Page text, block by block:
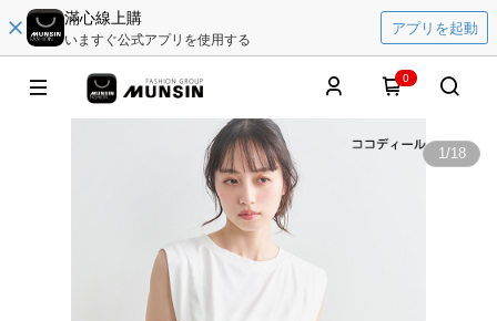
滿心線上購
いますぐ公式アプリを使用する
アプリを起動
0
1/18